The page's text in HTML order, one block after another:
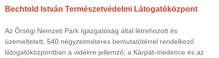
Bechtold István Természetvédelmi Látogatóközpont
Az Őrségi Nemzeti Park Igazgatóság által létrehozott és
üzemeltetett, 540 négyzetméteres bemutatótérrel rendelkező
látogatóközpontban a vidékre jellemző, a Kárpát-medence és az